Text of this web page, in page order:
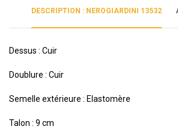
DESCRIPTION : NEROGIARDINI 13532
Dessus : Cuir
Doublure : Cuir
Semelle extérieure : Elastomère
Talon : 9 cm